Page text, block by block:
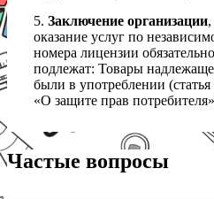
5. Заключение организации
оказание услуг по
номера лицензии
подлежат: Товары
были в употреблении
«О защите прав
Частые вопросы